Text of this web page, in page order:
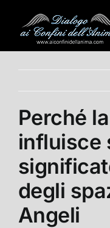
contenuto
Perché
influisce
degli
Angeli